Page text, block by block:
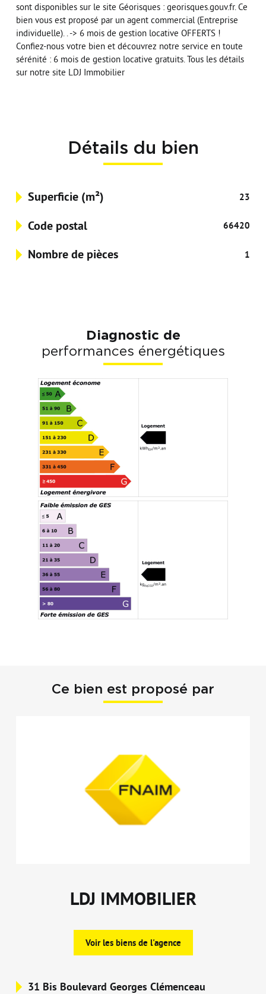
sont disponibles sur le site Géorisques : georisques.gouv.fr. Ce
bien vous est proposé par un agent commercial (Entreprise
individuelle). . -> 6 mois de gestion locative OFFERTS !
Confiez-nous votre bien et découvrez notre service en toute
sérénité : 6 mois de gestion locative gratuits. Tous les détails
sur notre site LDJ Immobilier
Détails du bien
Superficie (m²) 23
Code postal 66420
Nombre de pièces 1
Diagnostic de
performances énergétiques
Ce bien est proposé par
LDJ IMMOBILIER
Voir les biens de l'agence
31 Bis Boulevard Georges Clémenceau